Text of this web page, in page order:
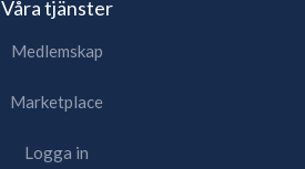
Våra tjänster
Medlemskap
Marketplace
Logga in